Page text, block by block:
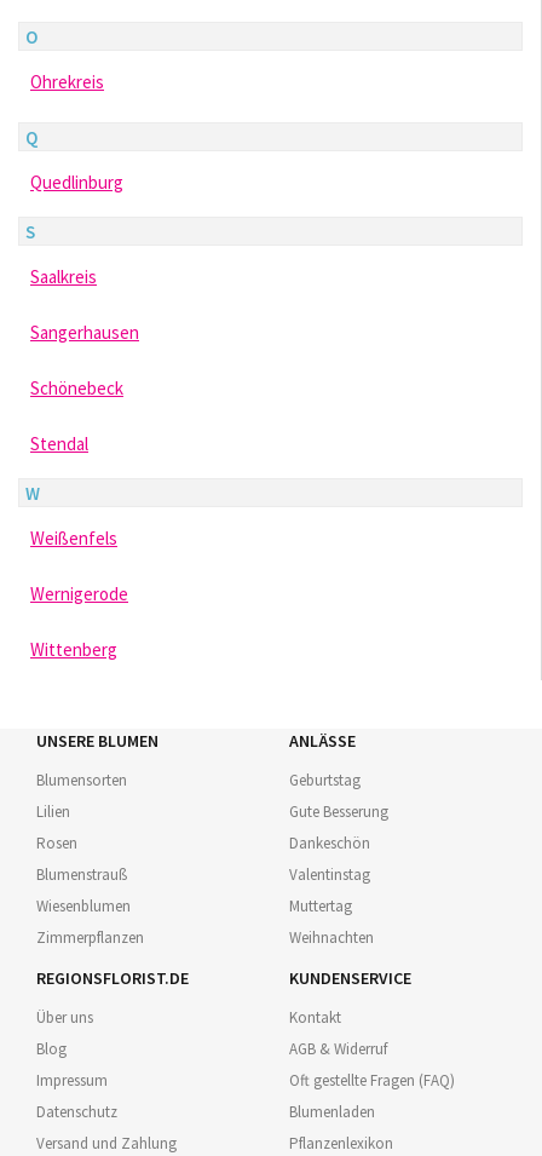
O
Ohrekreis
Q
Quedlinburg
S
Saalkreis
Sangerhausen
Schönebeck
Stendal
W
Weißenfels
Wernigerode
Wittenberg
UNSERE BLUMEN
Blumensorten
Lilien
Rosen
Blumenstrauß
Wiesenblumen
Zimmerpflanzen
ANLÄSSE
Geburtstag
Gute Besserung
Dankeschön
Valentinstag
Muttertag
Weihnachten
REGIONSFLORIST.DE
Über uns
Blog
Impressum
Datenschutz
Versand und Zahlung
KUNDENSERVICE
Kontakt
AGB & Widerruf
Oft gestellte Fragen (FAQ)
Blumenladen
Pflanzenlexikon